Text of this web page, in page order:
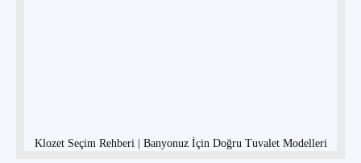
Klozet Seçim Rehberi | Banyonuz İçin Doğru Tuvalet Modelleri